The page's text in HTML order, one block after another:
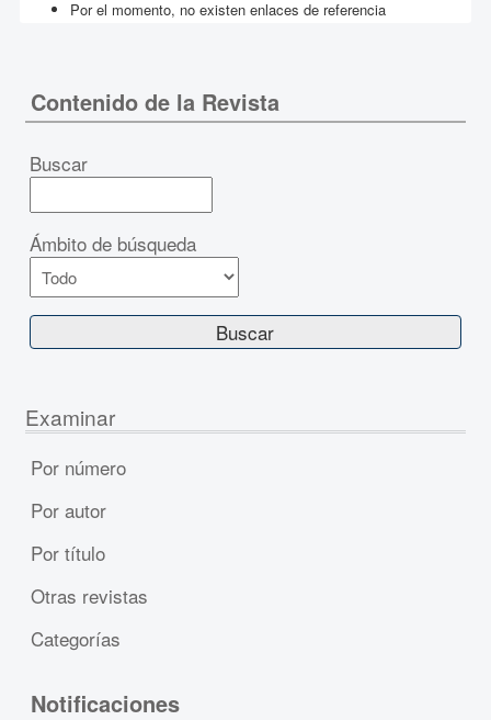
Por el momento, no existen enlaces de referencia
Contenido de la Revista
Buscar
Ámbito de búsqueda
Examinar
Por número
Por autor
Por título
Otras revistas
Categorías
Notificaciones